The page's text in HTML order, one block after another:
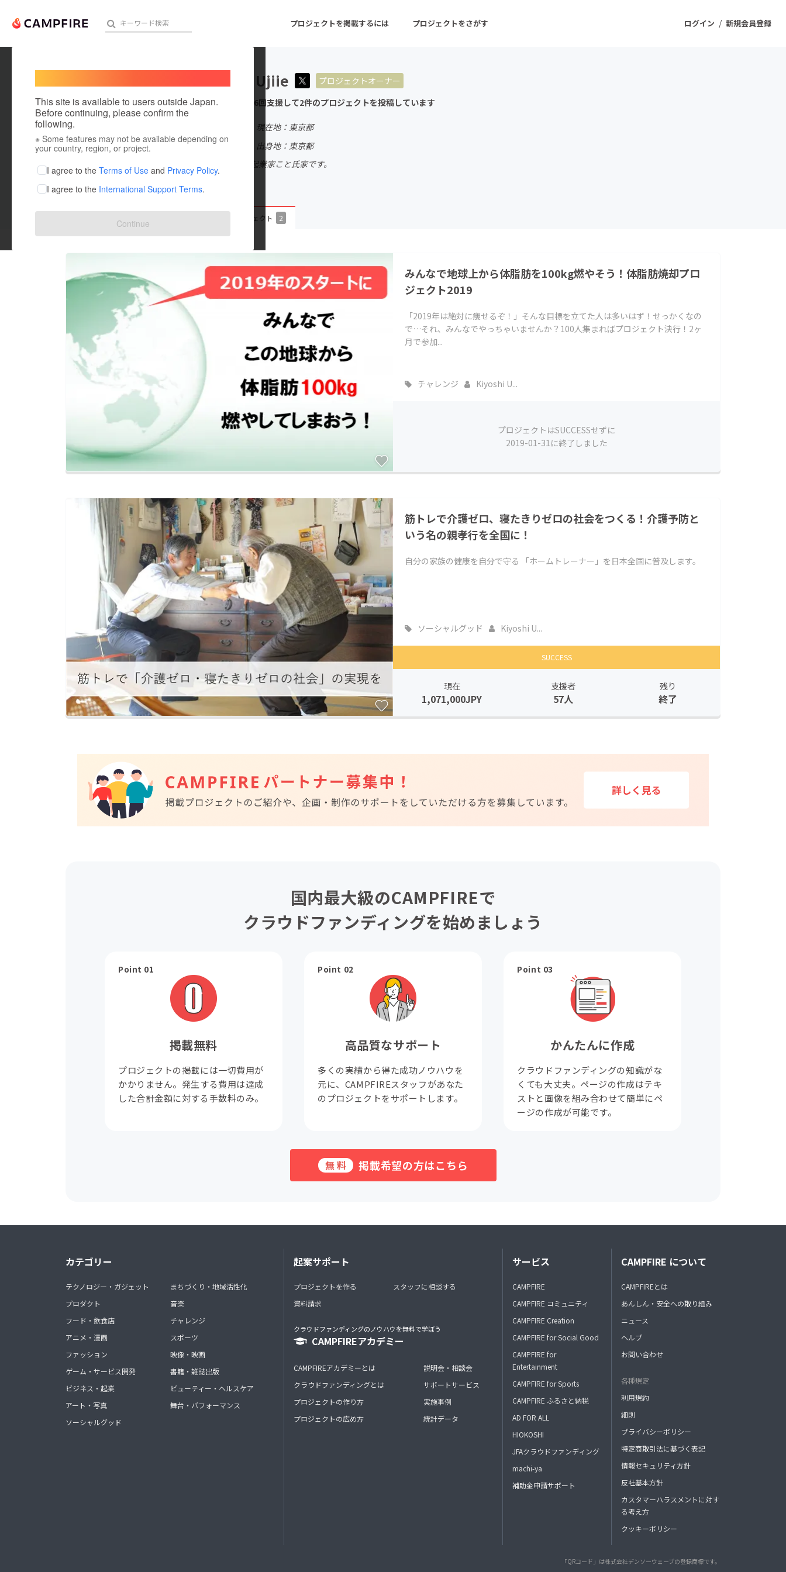
ログイン / 新規会員登録
プロジェクトを掲載するには プロジェクトをさがす
人気のプロジェクト 注目のリターン 注目の新着プロジェクト
アート・写真 音楽
テクノロジー・ガジェット
ゲーム・サービス開発
映像・映画
ビジネス・起業
チャレンジ
まちづくり・地域活性化
CAMPFIRE for Social Good
CAMPFIRE Creation
CAMPFIREふるさと納税
machi-ya コミュニティ
This site is available to users outside Japan.
Before continuing, please confirm the
following.
※ Some features may not be available depending on
your country, region, or project.
I agree to the Terms of Use and Privacy Policy.
I agree to the International Support Terms.
Continue
Kiyoshi Ujiie
プロジェクトオーナー
これまでに6回支援して2件のプロジェクトを投稿しています
現在地：東京都
出身国：日本
出身地：東京都
筋トレさせる起業家こと氏家です。
プロジェクト 2
みんなで地球上から体脂肪を100kg燃やそう！体脂肪焼却プロ
ジェクト2019
「2019年は絶対に痩せるぞ！」そんな目標を立てた人は多いはず！せっかくなの
で…それ、みんなでやっちゃいませんか？100人集まればプロジェクト決行！2ヶ
月で参加...
チャレンジ Kiyoshi U...
プロジェクトはSUCCESSせずに
2019-01-31に終了しました
筋トレで介護ゼロ、寝たきりゼロの社会をつくる！介護予防と
いう名の親孝行を全国に！
自分の家族の健康を自分で守る 「ホームトレーナー」を日本全国に普及します。
ソーシャルグッド Kiyoshi U...
SUCCESS
現在
1,071,000JPY
支援者
57人
残り
終了
国内最大級のCAMPFIREで
クラウドファンディングを始めましょう
Point 01
掲載無料
プロジェクトの掲載には一切費用が
かかりません。発生する費用は達成
した合計金額に対する手数料のみ。
Point 02
高品質なサポート
多くの実績から得た成功ノウハウを
元に、CAMPFIREスタッフがあなた
のプロジェクトをサポートします。
Point 03
かんたんに作成
クラウドファンディングの知識がな
くても大丈夫。ページの作成はテキ
ストと画像を組み合わせて簡単にペ
ージの作成が可能です。
無料 掲載希望の方はこちら
カテゴリー
テクノロジー・ガジェット
プロダクト
フード・飲食店
アニメ・漫画
ファッション
ゲーム・サービス開発
ビジネス・起業
アート・写真
ソーシャルグッド
まちづくり・地域活性化
音楽
チャレンジ
スポーツ
映像・映画
書籍・雑誌出版
ビューティー・ヘルスケア
舞台・パフォーマンス
起案サポート
プロジェクトを作る
資料請求
スタッフに相談する
クラウドファンディングのノウハウを無料で学ぼう
CAMPFIREアカデミー
CAMPFIREアカデミーとは
クラウドファンディングとは
プロジェクトの作り方
プロジェクトの広め方
説明会・相談会
サポートサービス
実施事例
統計データ
サービス
CAMPFIRE
CAMPFIRE コミュニティ
CAMPFIRE Creation
CAMPFIRE for Social Good
CAMPFIRE for
Entertainment
CAMPFIRE for Sports
CAMPFIRE ふるさと納税
AD FOR ALL
HIOKOSHI
JFAクラウドファンディング
machi-ya
補助金申請サポート
CAMPFIRE について
CAMPFIREとは
あんしん・安全への取り組み
ニュース
ヘルプ
お問い合わせ
各種規定
利用規約
細則
プライバシーポリシー
特定商取引法に基づく表記
情報セキュリティ方針
反社基本方針
カスタマーハラスメントに対す
る考え方
クッキーポリシー
「QRコード」は株式会社デンソーウェーブの登録商標です。